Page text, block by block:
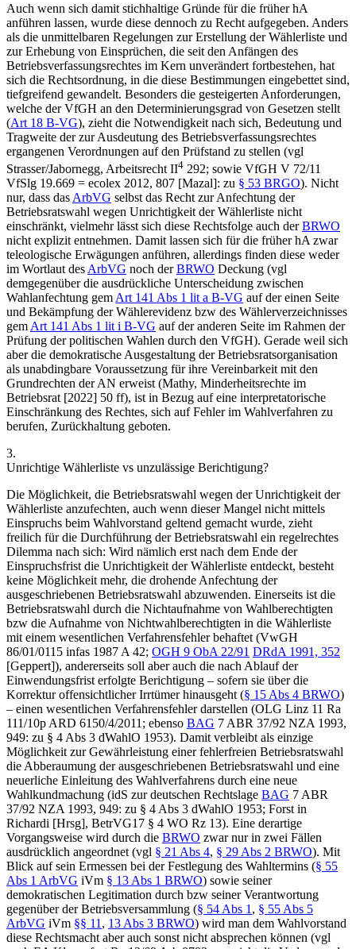
Auch wenn sich damit stichhaltige Gründe für die früher hA
anführen lassen, wurde diese dennoch zu Recht aufgegeben. Anders
als die unmittelbaren Regelungen zur Erstellung der Wählerliste und
zur Erhebung von Einsprüchen, die seit den Anfängen des
Betriebsverfassungsrechtes im Kern unverändert fortbestehen, hat
sich die Rechtsordnung, in die diese Bestimmungen eingebettet sind,
tiefgreifend gewandelt. Besonders die gesteigerten Anforderungen,
welche der VfGH an den Determinierungsgrad von Gesetzen stellt
(Art 18 B-VG), zieht die Notwendigkeit nach sich, Bedeutung und
Tragweite der zur Ausdeutung des Betriebsverfassungsrechtes
ergangenen Verordnungen auf den Prüfstand zu stellen (vgl
Strasser/Jabornegg, Arbeitsrecht II4 292; sowie VfGH V 72/11
VfSlg 19.669 = ecolex 2012, 807 [Mazal]: zu § 53 BRGO). Nicht
nur, dass das ArbVG selbst das Recht zur Anfechtung der
Betriebsratswahl wegen Unrichtigkeit der Wählerliste nicht
einschränkt, vielmehr lässt sich diese Rechtsfolge auch derBRWO
nicht explizit entnehmen. Damit lassen sich für die früher hA zwar
teleologische Erwägungen anführen, allerdings finden diese weder
im Wortlaut des ArbVG noch derBRWO Deckung (vgl
demgegenüber die ausdrückliche Unterscheidung zwischen
Wahlanfechtung gem Art 141 Abs 1 lit a B-VG auf der einen Seite
und Bekämpfung der Wählerevidenz bzw des Wählerverzeichnisses
gem Art 141 Abs 1 lit i B-VG auf der anderen Seite im Rahmen der
Prüfung der politischen Wahlen durch den VfGH). Gerade weil sich
aber die demokratische Ausgestaltung der Betriebsratsorganisation
als unabdingbare Voraussetzung für ihre Vereinbarkeit mit den
Grundrechten der AN erweist (Mathy, Minderheitsrechte im
Betriebsrat [2022] 50 ff), ist in Bezug auf eine interpretatorische
Einschränkung des Rechtes, sich auf Fehler im Wahlverfahren zu
berufen, Zurückhaltung geboten.
3.
Unrichtige Wählerliste vs unzulässige Berichtigung?
Die Möglichkeit, die Betriebsratswahl wegen der Unrichtigkeit der
Wählerliste anzufechten, auch wenn dieser Mangel nicht mittels
Einspruchs beim Wahlvorstand geltend gemacht wurde, zieht
freilich für die Durchführung der Betriebsratswahl ein regelrechtes
Dilemma nach sich: Wird nämlich erst nach dem Ende der
Einspruchsfrist die Unrichtigkeit der Wählerliste entdeckt, besteht
keine Möglichkeit mehr, die drohende Anfechtung der
ausgeschriebenen Betriebsratswahl abzuwenden. Einerseits ist die
Betriebsratswahl durch die Nichtaufnahme von Wahlberechtigten
bzw die Aufnahme von Nichtwahlberechtigten in die Wählerliste
mit einem wesentlichen Verfahrensfehler behaftet (VwGH
86/01/0115 infas 1987 A 42; OGH 9 ObA 22/91 DRdA 1991, 352
[Geppert]), andererseits soll aber auch die nach Ablauf der
Einwendungsfrist erfolgte Berichtigung – sofern sie über die
Korrektur offensichtlicher Irrtümer hinausgeht (§ 15 Abs 4 BRWO)
– einen wesentlichen Verfahrensfehler darstellen (OLG Linz 11 Ra
111/10p ARD 6150/4/2011; ebenso BAG 7 ABR 37/92 NZA 1993,
949: zu § 4 Abs 3 dWahlO 1953). Damit verbleibt als einzige
Möglichkeit zur Gewährleistung einer fehlerfreien Betriebsratswahl
die Abberaumung der ausgeschriebenen Betriebsratswahl und eine
neuerliche Einleitung des Wahlverfahrens durch eine neue
Wahlkundmachung (idS zur deutschen Rechtslage BAG 7 ABR
37/92 NZA 1993, 949: zu § 4 Abs 3 dWahlO 1953; Forst in
Richardi [Hrsg], BetrVG17 § 4 WO Rz 13). Eine derartige
Vorgangsweise wird durch die BRWO zwar nur in zwei Fällen
ausdrücklich angeordnet (vgl § 21 Abs 4, § 29 Abs 2 BRWO). Mit
Blick auf sein Ermessen bei der Festlegung des Wahltermins (§ 55
Abs 1 ArbVG iVm § 13 Abs 1 BRWO) sowie seiner
demokratischen Legitimation durch bzw seiner Verantwortung
gegenüber der Betriebsversammlung (§ 54 Abs 1 , § 55 Abs 5
ArbVG iVm §§ 11 , 13 Abs 3 BRWO) wird man dem Wahlvorstand
diese Rechtsmacht aber auch sonst nicht absprechen können (vgl